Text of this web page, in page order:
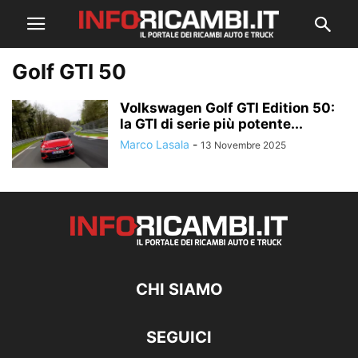
Golf GTI 50
Volkswagen Golf GTI Edition 50:
la GTI di serie più potente...
Marco Lasala - 13 Novembre 2025
CHI SIAMO
SEGUICI